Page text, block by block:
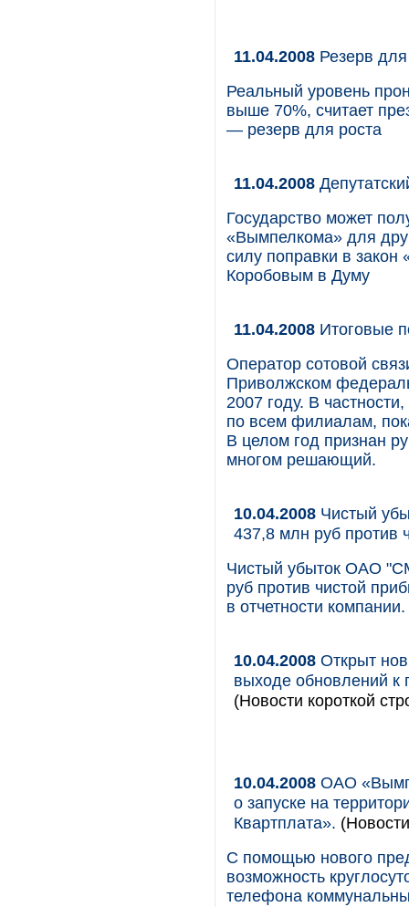
11.04.2008 Резерв
Реальный уровень
выше 70%, считает
— резерв для роста
11.04.2008
Государство может
«Вымпелкома» для
силу поправки в
Коробовым в Думу
11.04.2008 Итоговые
Оператор сотовой
Приволжском
2007 году. В
по всем филиалам,
В целом год признан
многом решающий.
10.04.2008 Чистый
437,8 млн руб против
Чистый убыток ОАО
руб против чистой
в отчетности компании.
10.04.2008 Открыт
выходе обновлений к
(Новости короткой
10.04.2008 ОАО
о запуске на
Квартплата».
С помощью нового
возможность
телефона